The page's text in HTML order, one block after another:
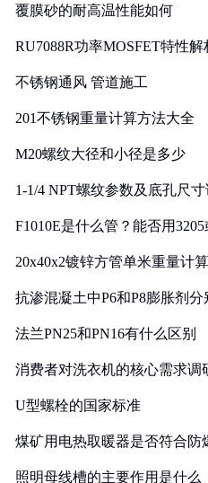
覆膜砂的耐高温性能如何
RU7088R功率MOSFET特性
不锈钢通风 管道施工
201不锈钢重量计算方法大全
M20螺纹大径和小径是多少
1-1/4 NPT螺纹参数及底孔尺
F1010E是什么管？能否用3205
20x40x2镀锌方管单米重量计
抗渗混凝土中P6和P8膨胀剂
法兰PN25和PN16有什么区别
消费者对洗衣机的核心需求调
U型螺栓的国家标准
煤矿用电热取暖器是否符合防
照明母线槽的主要作用是什么